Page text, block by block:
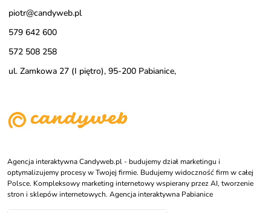
piotr@candyweb.pl
579 642 600
572 508 258
ul. Zamkowa 27 (I piętro), 95-200 Pabianice,
Agencja interaktywna Candyweb.pl - budujemy dział marketingu i
optymalizujemy procesy w Twojej firmie. Budujemy widoczność firm w całej
Polsce. Kompleksowy marketing internetowy wspierany przez AI, tworzenie
stron i sklepów internetowych. Agencja interaktywna Pabianice